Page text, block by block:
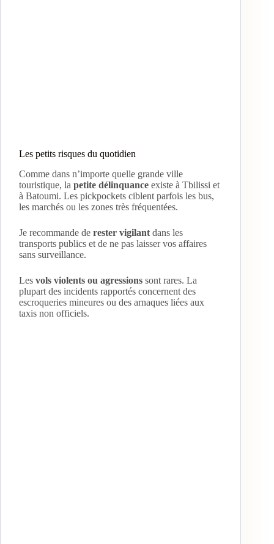
Les petits risques du quotidien
Comme dans n’importe quelle grande ville
touristique, la petite délinquance existe à Tbilissi et
à Batoumi. Les pickpockets ciblent parfois les bus,
les marchés ou les zones très fréquentées.
Je recommande de rester vigilant dans les
transports publics et de ne pas laisser vos affaires
sans surveillance.
Les vols violents ou agressions sont rares. La
plupart des incidents rapportés concernent des
escroqueries mineures ou des arnaques liées aux
taxis non officiels.